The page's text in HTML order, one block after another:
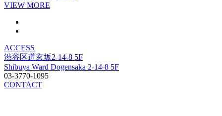
VIEW MORE
ACCESS
渋谷区道玄坂2-14-8 5F
Shibuya Ward Dogensaka 2-14-8 5F
03-3770-1095
CONTACT